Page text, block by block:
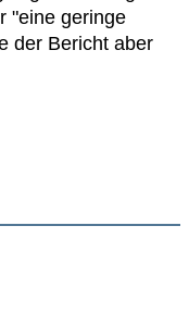
"eine geringe
der Bericht aber